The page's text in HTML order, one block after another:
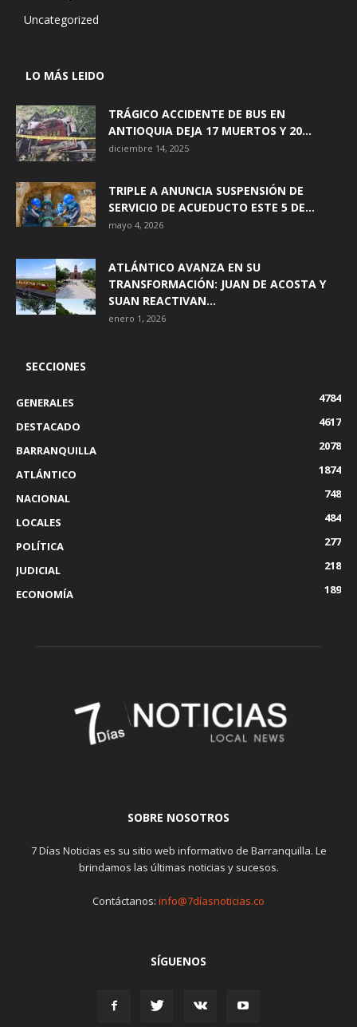
Uncategorized
LO MÁS LEIDO
TRÁGICO ACCIDENTE DE BUS EN
ANTIOQUIA DEJA 17 MUERTOS Y 20...
diciembre 14, 2025
TRIPLE A ANUNCIA SUSPENSIÓN DE
SERVICIO DE ACUEDUCTO ESTE 5 DE...
mayo 4, 2026
ATLÁNTICO AVANZA EN SU
TRANSFORMACIÓN: JUAN DE ACOSTA Y
SUAN REACTIVAN...
enero 1, 2026
SECCIONES
GENERALES
4784
DESTACADO
4617
BARRANQUILLA
2078
ATLÁNTICO
1874
NACIONAL
748
LOCALES
484
POLÍTICA
277
JUDICIAL
218
ECONOMÍA
189
SOBRE NOSOTROS
7 Días Noticias es su sitio web informativo de Barranquilla. Le
brindamos las últimas noticias y sucesos.
Contáctanos: info@7díasnoticias.co
SÍGUENOS